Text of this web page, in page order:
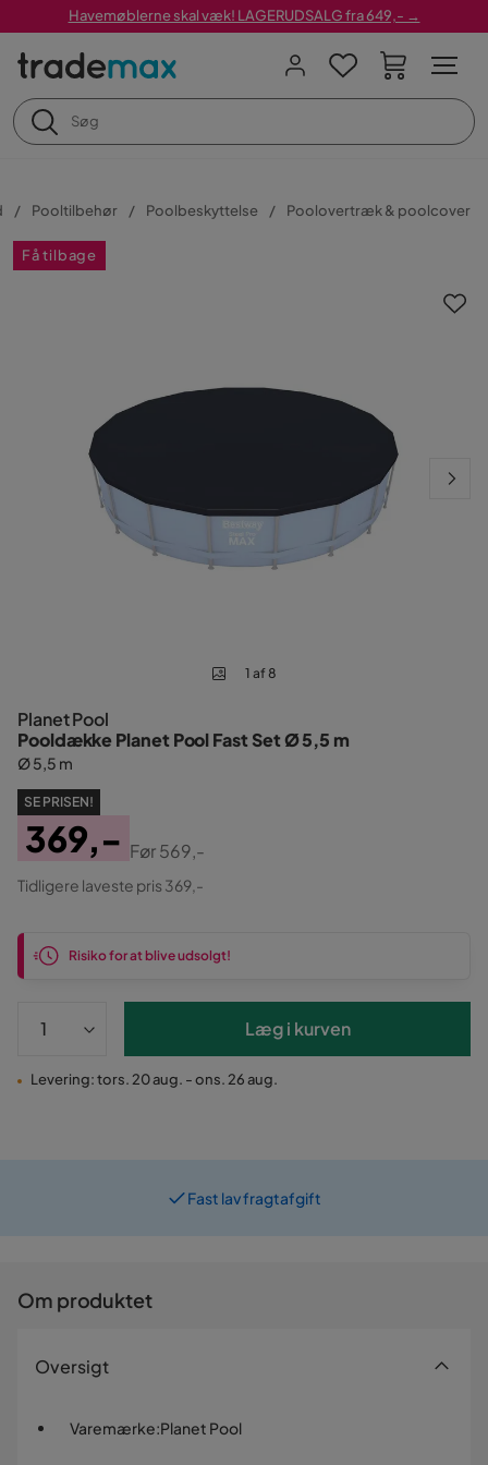
Havemøblerne skal væk! LAGERUDSALG fra 649,- →
Pooltilbehør Poolbeskyttelse Poolovertræk & poolcover
Få tilbage
1 af 8
Planet Pool
Pooldække Planet Pool Fast Set Ø 5,5 m
Ø 5,5 m
SE PRISEN!
Pris
369,-
Original
Pris
Før569,-
Tidligere laveste pris 369,-
Risiko for at blive udsolgt!
Læg i kurven
Levering: tors. 20 aug. - ons. 26 aug.
Om produktet
Oversigt
Varemærke:Planet Pool